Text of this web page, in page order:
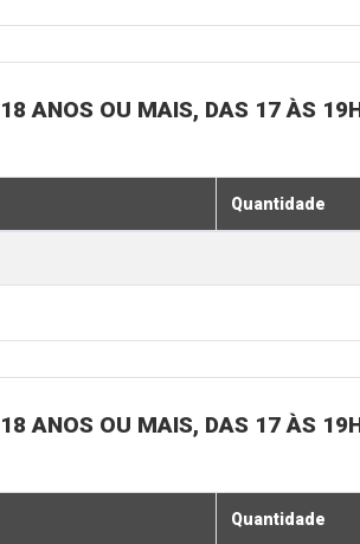
ANOS OU MAIS, DAS 17 ÀS
Quantidade
ANOS OU MAIS, DAS 17 ÀS
Quantidade